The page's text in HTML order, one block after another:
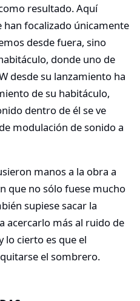
resultado. Aquí
focalizado únicamente
desde fuera, sino
donde uno de
desde su lanzamiento ha
de su habitáculo,
dentro de él se ve
modulación de sonido a
manos a la obra a
que no sólo fuese mucho
supiese sacar la
acercarlo más al ruido de
lo cierto es que el
el sombrero.